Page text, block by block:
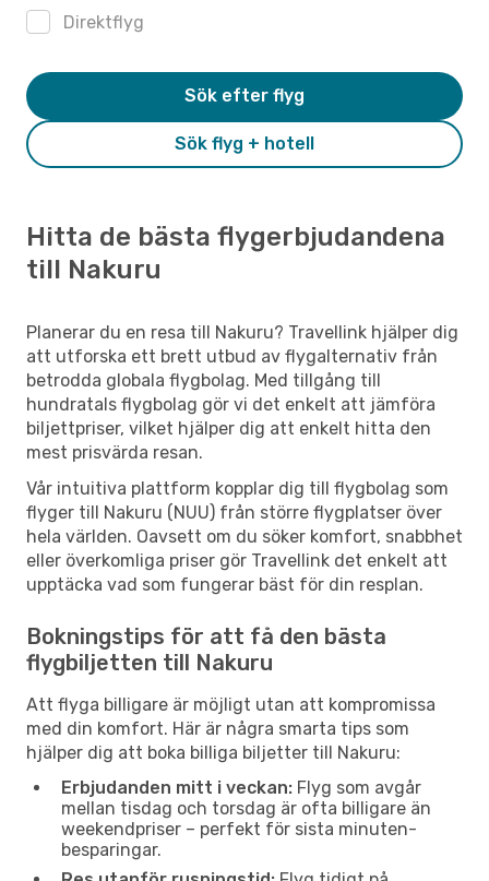
Direktflyg
Sök flyg + hotell
Sök efter flyg
Hitta de bästa flygerbjudandena
till Nakuru
Planerar du en resa till Nakuru? Travellink hjälper dig
att utforska ett brett utbud av flygalternativ från
betrodda globala flygbolag. Med tillgång till
hundratals flygbolag gör vi det enkelt att jämföra
biljettpriser, vilket hjälper dig att enkelt hitta den
mest prisvärda resan.
Vår intuitiva plattform kopplar dig till flygbolag som
flyger till Nakuru (NUU) från större flygplatser över
hela världen. Oavsett om du söker komfort, snabbhet
eller överkomliga priser gör Travellink det enkelt att
upptäcka vad som fungerar bäst för din resplan.
Bokningstips för att få den bästa
flygbiljetten till Nakuru
Att flyga billigare är möjligt utan att kompromissa
med din komfort. Här är några smarta tips som
hjälper dig att boka billiga biljetter till Nakuru:
Erbjudanden mitt i veckan: Flyg som avgår
mellan tisdag och torsdag är ofta billigare än
weekendpriser – perfekt för sista minuten-
besparingar.